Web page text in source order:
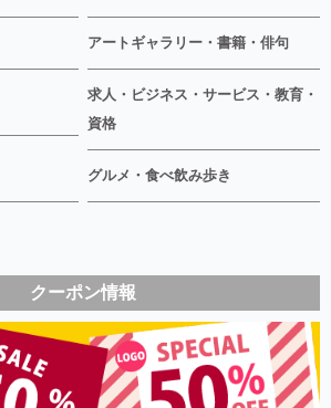
アートギャラリー・書籍・俳句
求人・ビジネス・サービス・教育・
資格
グルメ・食べ飲み歩き
クーポン情報